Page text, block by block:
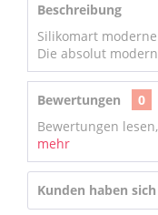
Beschreibung
Silikomart
Die absolut
Bewertungen
0
Bewertungen
mehr
Kunden haben